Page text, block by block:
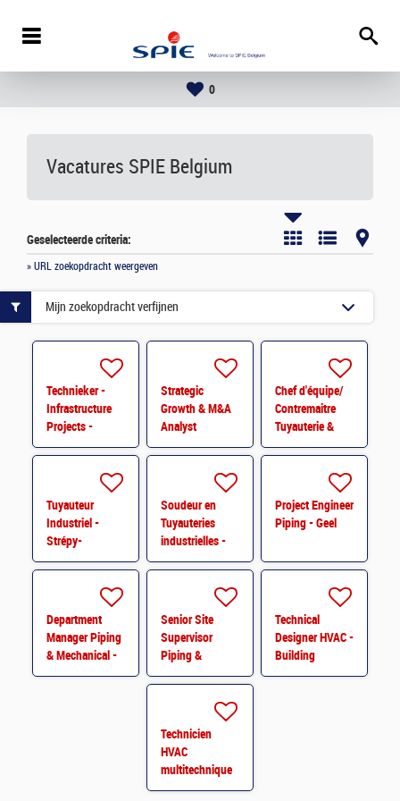
0
Vacatures SPIE Belgium
Geselecteerde criteria:
» URL zoekopdracht weergeven
Technieker -
Infrastructure
Projects -
Vlaanderen
Strategic
Growth & M&A
Analyst
Chef d'équipe/
Contremaitre
Tuyauterie &
Montage
Tuyauteur
Industriel -
Strépy-
Bracquegnies
Soudeur en
Tuyauteries
industrielles -
Strépy-
Project Engineer
Piping - Geel
Department
Manager Piping
& Mechanical -
Grobbendonk
Senior Site
Supervisor
Piping &
Mechanical -
Technical
Designer HVAC -
Building
Projects -
Technicien
HVAC
multitechnique
en maintenance
Mijn zoekopdracht verfijnen